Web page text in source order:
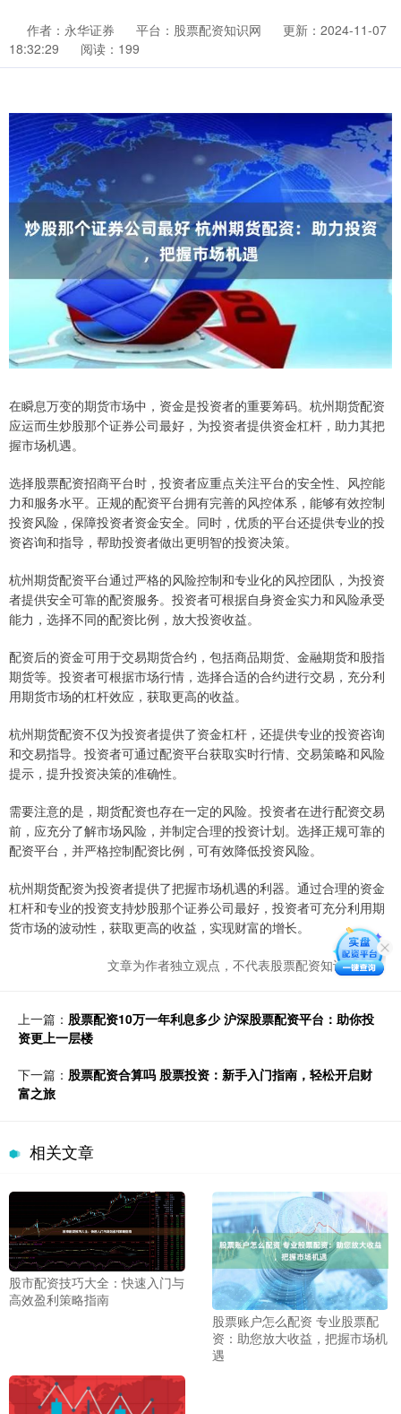
作者：永华证券 平台：股票配资知识网
更新：2024-11-07
18:32:29
阅读：199
在瞬息万变的期货市场中，资金是投资者的重要筹码。杭州期货配资
应运而生炒股那个证券公司最好，为投资者提供资金杠杆，助力其把
握市场机遇。
选择股票配资招商平台时，投资者应重点关注平台的安全性、风控能
力和服务水平。正规的配资平台拥有完善的风控体系，能够有效控制
投资风险，保障投资者资金安全。同时，优质的平台还提供专业的投
资咨询和指导，帮助投资者做出更明智的投资决策。
杭州期货配资平台通过严格的风险控制和专业化的风控团队，为投资
者提供安全可靠的配资服务。投资者可根据自身资金实力和风险承受
能力，选择不同的配资比例，放大投资收益。
配资后的资金可用于交易期货合约，包括商品期货、金融期货和股指
期货等。投资者可根据市场行情，选择合适的合约进行交易，充分利
用期货市场的杠杆效应，获取更高的收益。
杭州期货配资不仅为投资者提供了资金杠杆，还提供专业的投资咨询
和交易指导。投资者可通过配资平台获取实时行情、交易策略和风险
提示，提升投资决策的准确性。
需要注意的是，期货配资也存在一定的风险。投资者在进行配资交易
前，应充分了解市场风险，并制定合理的投资计划。选择正规可靠的
配资平台，并严格控制配资比例，可有效降低投资风险。
杭州期货配资为投资者提供了把握市场机遇的利器。通过合理的资金
杠杆和专业的投资支持炒股那个证券公司最好，投资者可充分利用期
货市场的波动性，获取更高的收益，实现财富的增长。
文章为作者独立观点，不代表股票配资知识网观点
上一篇： 股票配资10万一年利息多少 沪深股票配资平台：助你投
资更上一层楼
下一篇： 股票配资合算吗 股票投资：新手入门指南，轻松开启财
富之旅
相关文章
股市配资技巧大全：快速入门与
高效盈利策略指南
股票账户怎么配资 专业股票配
资：助您放大收益，把握市场机
遇